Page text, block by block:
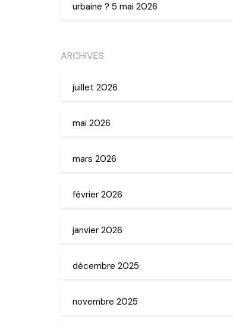
urbaine ? 5 mai 2026
ARCHIVES
juillet 2026
mai 2026
mars 2026
février 2026
janvier 2026
décembre 2025
novembre 2025